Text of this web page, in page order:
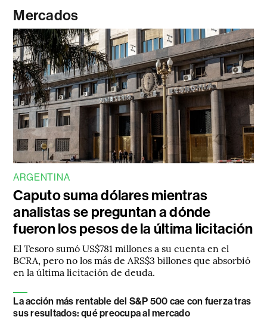
Mercados
ARGENTINA
Caputo suma dólares mientras
analistas se preguntan a dónde
fueron los pesos de la última licitación
El Tesoro sumó US$781 millones a su cuenta en el
BCRA, pero no los más de ARS$3 billones que absorbió
en la última licitación de deuda.
La acción más rentable del S&P 500 cae con fuerza tras
sus resultados: qué preocupa al mercado